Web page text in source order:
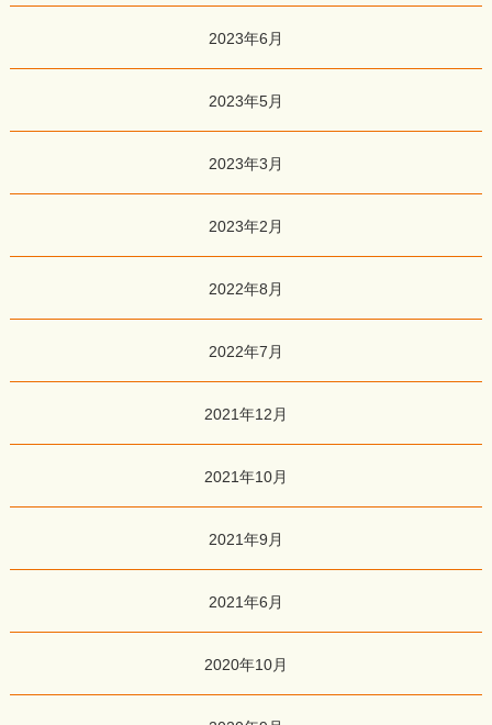
2023年6月
2023年5月
2023年3月
2023年2月
2022年8月
2022年7月
2021年12月
2021年10月
2021年9月
2021年6月
2020年10月